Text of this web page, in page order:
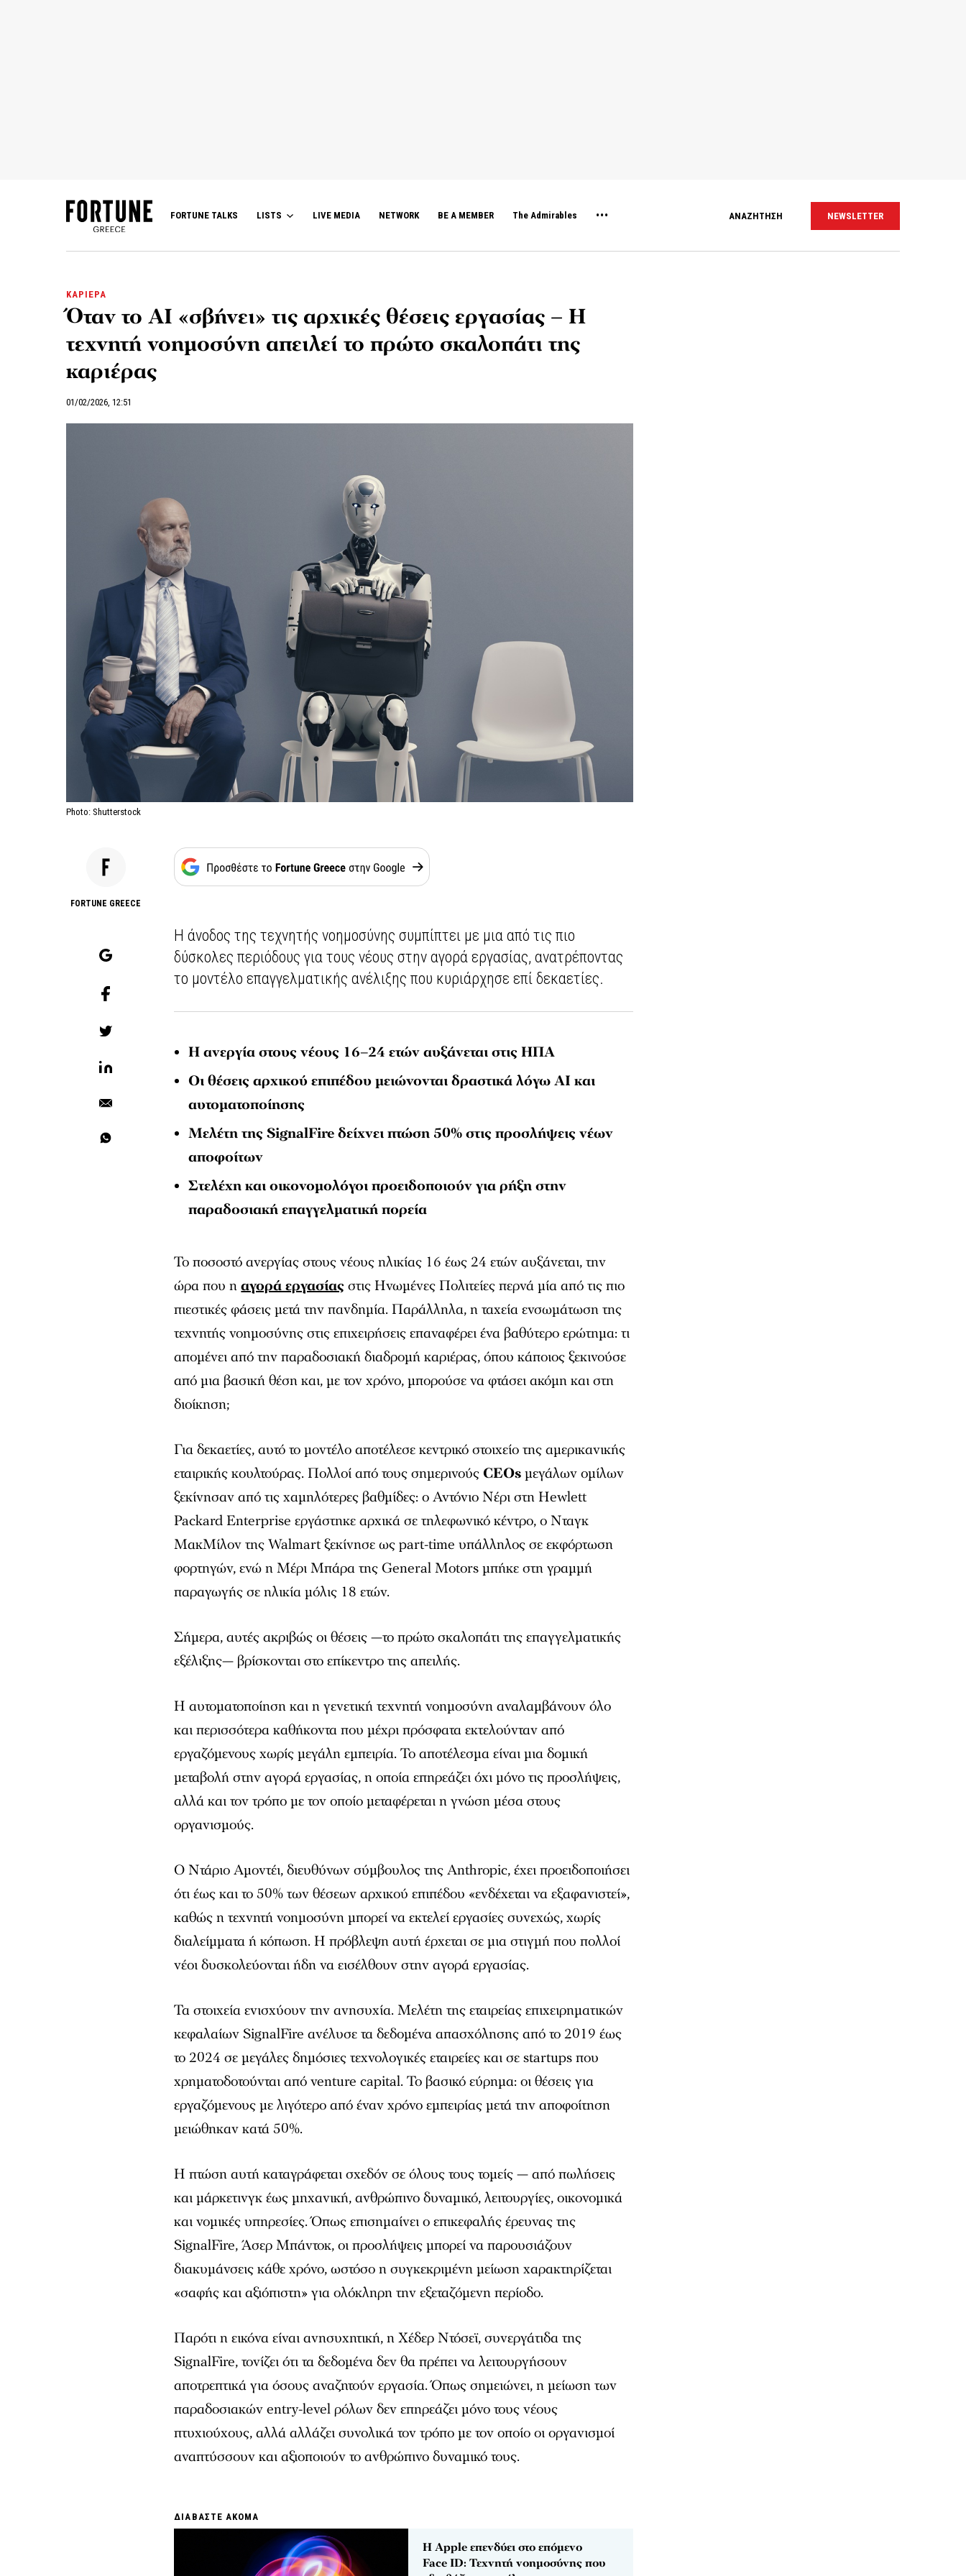
FORTUNE TALKS LISTS LIVE MEDIA NETWORK BE A MEMBER The Admirables ΑΝΑΖΗΤΗΣΗ NEWSLETTER
ΚΑΡΙΕΡΑ
Όταν το AI «σβήνει» τις αρχικές θέσεις εργασίας – Η
τεχνητή νοημοσύνη απειλεί το πρώτο σκαλοπάτι της
καριέρας
01/02/2026, 12:51
Photo: Shutterstock
FORTUNE GREECE
Η άνοδος της τεχνητής νοημοσύνης συμπίπτει με μια από τις πιο
δύσκολες περιόδους για τους νέους στην αγορά εργασίας, ανατρέποντας
το μοντέλο επαγγελματικής ανέλιξης που κυριάρχησε επί δεκαετίες.
Η ανεργία στους νέους 16–24 ετών αυξάνεται στις ΗΠΑ
Οι θέσεις αρχικού επιπέδου μειώνονται δραστικά λόγω AI και
αυτοματοποίησης
Μελέτη της SignalFire δείχνει πτώση 50% στις προσλήψεις νέων
αποφοίτων
Στελέχη και οικονομολόγοι προειδοποιούν για ρήξη στην
παραδοσιακή επαγγελματική πορεία
Το ποσοστό ανεργίας στους νέους ηλικίας 16 έως 24 ετών αυξάνεται, την
ώρα που ηαγορά εργασίας στις Ηνωμένες Πολιτείες περνά μία από τις πιο
πιεστικές φάσεις μετά την πανδημία. Παράλληλα, η ταχεία ενσωμάτωση της
τεχνητής νοημοσύνης στις επιχειρήσεις επαναφέρει ένα βαθύτερο ερώτημα: τι
απομένει από την παραδοσιακή διαδρομή καριέρας, όπου κάποιος ξεκινούσε
από μια βασική θέση και, με τον χρόνο, μπορούσε να φτάσει ακόμη και στη
διοίκηση;
Για δεκαετίες, αυτό το μοντέλο αποτέλεσε κεντρικό στοιχείο της αμερικανικής
εταιρικής κουλτούρας. Πολλοί από τους σημερινούςCEOsμεγάλων ομίλων
ξεκίνησαν από τις χαμηλότερες βαθμίδες: ο Αντόνιο Νέρι στη Hewlett
Packard Enterprise εργάστηκε αρχικά σε τηλεφωνικό κέντρο, ο Νταγκ
ΜακΜίλον της Walmart ξεκίνησε ως part-time υπάλληλος σε εκφόρτωση
φορτηγών, ενώ η Μέρι Μπάρα της General Motors μπήκε στη γραμμή
παραγωγής σε ηλικία μόλις 18 ετών.
Σήμερα, αυτές ακριβώς οι θέσεις —το πρώτο σκαλοπάτι της επαγγελματικής
εξέλιξης— βρίσκονται στο επίκεντρο της απειλής.
Η αυτοματοποίηση και η γενετική τεχνητή νοημοσύνη αναλαμβάνουν όλο
και περισσότερα καθήκοντα που μέχρι πρόσφατα εκτελούνταν από
εργαζόμενους χωρίς μεγάλη εμπειρία. Το αποτέλεσμα είναι μια δομική
μεταβολή στην αγορά εργασίας, η οποία επηρεάζει όχι μόνο τις προσλήψεις,
αλλά και τον τρόπο με τον οποίο μεταφέρεται η γνώση μέσα στους
οργανισμούς.
Ο Ντάριο Αμοντέι, διευθύνων σύμβουλος της Anthropic, έχει προειδοποιήσει
ότι έως και το 50% των θέσεων αρχικού επιπέδου «ενδέχεται να εξαφανιστεί»,
καθώς η τεχνητή νοημοσύνη μπορεί να εκτελεί εργασίες συνεχώς, χωρίς
διαλείμματα ή κόπωση. Η πρόβλεψη αυτή έρχεται σε μια στιγμή που πολλοί
νέοι δυσκολεύονται ήδη να εισέλθουν στην αγορά εργασίας.
Τα στοιχεία ενισχύουν την ανησυχία. Μελέτη της εταιρείας επιχειρηματικών
κεφαλαίων SignalFire ανέλυσε τα δεδομένα απασχόλησης από το 2019 έως
το 2024 σε μεγάλες δημόσιες τεχνολογικές εταιρείες και σε startups που
χρηματοδοτούνται από venture capital. Το βασικό εύρημα: οι θέσεις για
εργαζόμενους με λιγότερο από έναν χρόνο εμπειρίας μετά την αποφοίτηση
μειώθηκαν κατά 50%.
Η πτώση αυτή καταγράφεται σχεδόν σε όλους τους τομείς — από πωλήσεις
και μάρκετινγκ έως μηχανική, ανθρώπινο δυναμικό, λειτουργίες, οικονομικά
και νομικές υπηρεσίες. Όπως επισημαίνει ο επικεφαλής έρευνας της
SignalFire, Άσερ Μπάντοκ, οι προσλήψεις μπορεί να παρουσιάζουν
διακυμάνσεις κάθε χρόνο, ωστόσο η συγκεκριμένη μείωση χαρακτηρίζεται
«σαφής και αξιόπιστη» για ολόκληρη την εξεταζόμενη περίοδο.
Παρότι η εικόνα είναι ανησυχητική, η Χέδερ Ντόσεϊ, συνεργάτιδα της
SignalFire, τονίζει ότι τα δεδομένα δεν θα πρέπει να λειτουργήσουν
αποτρεπτικά για όσους αναζητούν εργασία. Όπως σημειώνει, η μείωση των
παραδοσιακών entry-level ρόλων δεν επηρεάζει μόνο τους νέους
πτυχιούχους, αλλά αλλάζει συνολικά τον τρόπο με τον οποίο οι οργανισμοί
αναπτύσσουν και αξιοποιούν το ανθρώπινο δυναμικό τους.
ΔΙΑΒΑΣΤΕ ΑΚΟΜΑ
Η Apple επενδύει στο επόμενο
Face ID: Τεχνητή νοημοσύνης που